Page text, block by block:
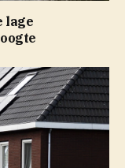
lage